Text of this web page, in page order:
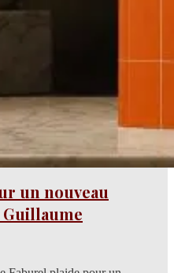
un nouveau
Guillaume